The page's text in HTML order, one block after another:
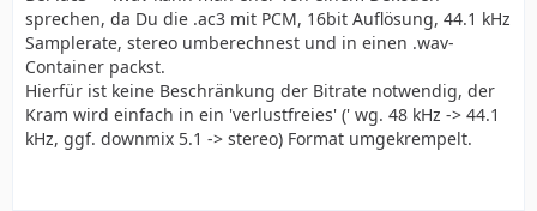
sprechen, da Du die .ac3 mit PCM, 16bit Auflösung, 44.1 kHz
Samplerate, stereo umberechnest und in einen .wav-
Container packst.
Hierfür ist keine Beschränkung der Bitrate notwendig, der
Kram wird einfach in ein 'verlustfreies' (' wg. 48 kHz -> 44.1
kHz, ggf. downmix 5.1 -> stereo) Format umgekrempelt.